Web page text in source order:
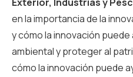
en la importancia de la
y cómo la innovación
ambiental y proteger al
cómo la innovación puede